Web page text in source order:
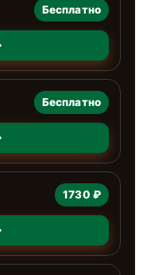
Бесплатно
Бесплатно
1730 ₽